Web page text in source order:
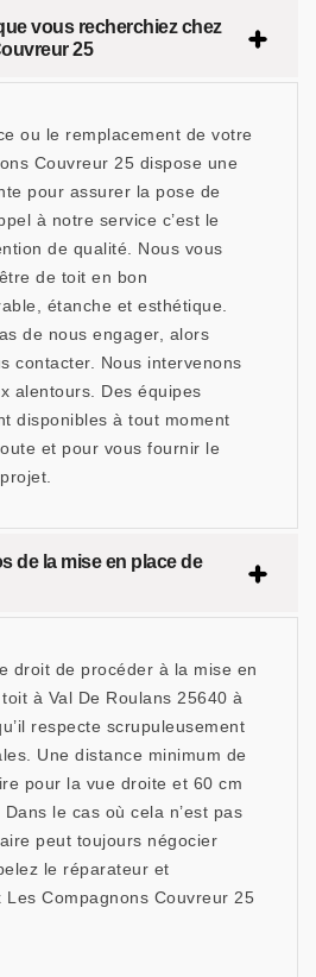
vous recherchiez chez
25
ou le remplacement de votre
Couvreur 25 dispose une
pour assurer la pose de
à notre service c’est le
de qualité. Nous vous
de toit en bon
étanche et esthétique.
de nous engager, alors
contacter. Nous intervenons
alentours. Des équipes
disponibles à tout moment
et pour vous fournir le
de la mise en place de
droit de procéder à la mise en
à Val De Roulans 25640 à
respecte scrupuleusement
Une distance minimum de
pour la vue droite et 60 cm
le cas où cela n’est pas
peut toujours négocier
le réparateur et
Compagnons Couvreur 25